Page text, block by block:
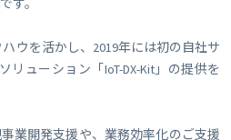
す。
ウを活かし、2019年には初の自社サ
リューション「IoT-DX-Kit」の提供を
業開発支援や、業務効率化のご支援